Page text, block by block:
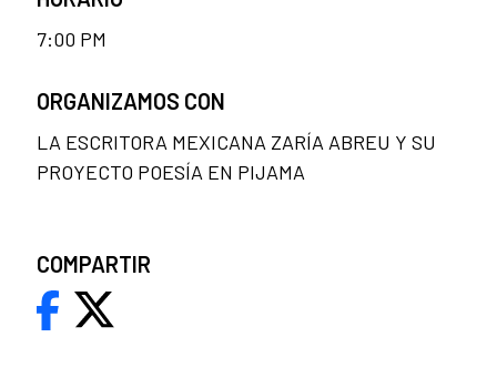
7:00 PM
ORGANIZAMOS CON
LA ESCRITORA MEXICANA ZARÍA ABREU Y SU
PROYECTO POESÍA EN PIJAMA
COMPARTIR